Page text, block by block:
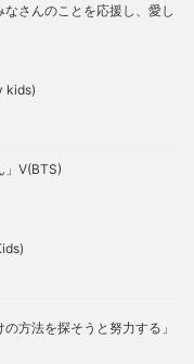
なさんのことを応援し、愛し
kids)
」V(BTS)
方法を探そうと努力する」